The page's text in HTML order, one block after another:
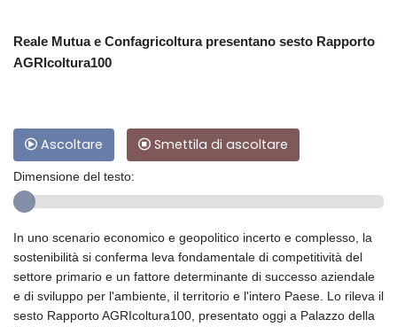
Reale Mutua e Confagricoltura presentano sesto Rapporto
AGRIcoltura100
Ascoltare Smettila di ascoltare
Dimensione del testo:
In uno scenario economico e geopolitico incerto e complesso, la
sostenibilità si conferma leva fondamentale di competitività del
settore primario e un fattore determinante di successo aziendale
e di sviluppo per l'ambiente, il territorio e l'intero Paese. Lo rileva il
sesto Rapporto AGRIcoltura100, presentato oggi a Palazzo della